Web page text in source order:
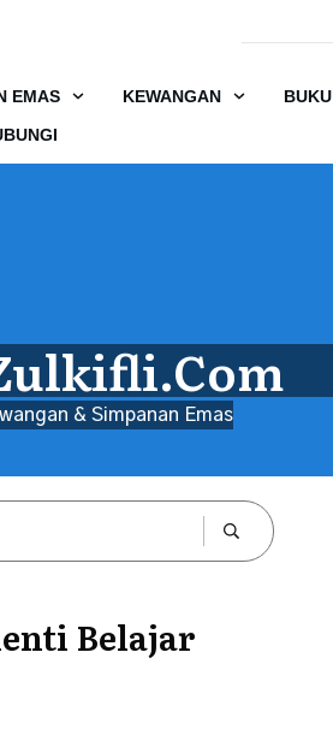
EMAS KEWANGAN
BUKU
& Simpanan Emas
Belajar